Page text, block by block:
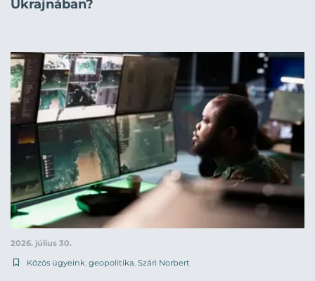
Ukrajnában?
2026. július 30.
Közös ügyeink, geopolitika, Szári Norbert